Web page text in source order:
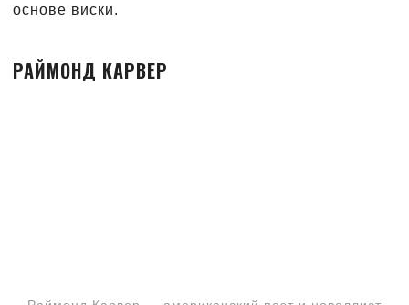
основе виски.
РАЙМОНД КАРВЕР